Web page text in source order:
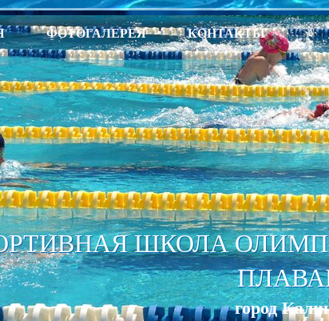
ФОТОГАЛЕРЕЯ КОНТАКТЫ
ШКОЛА
город